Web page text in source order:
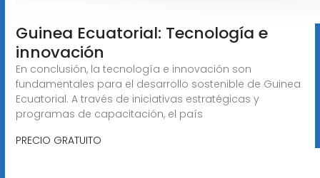
Guinea Ecuatorial: Tecnología e
innovación
En conclusión, la tecnología e innovación son
fundamentales para el desarrollo sostenible de Guinea
Ecuatorial. A través de iniciativas estratégicas y
programas de capacitación, el país
PRECIO GRATUITO